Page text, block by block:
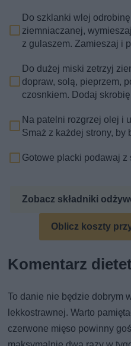
Do szklanki wlej
ziemniaczanej,
z gulaszem. Zamieszaj i
Do dużej miski zetrzyj
dopraw, solą, pieprzem,
czosnkiem. Dodaj
Na patelni rozgrzej olej i
Smaż z każdej strony, by
Gotowe placki podawaj z
Zobacz składniki
Oblicz koszty
Komentarz
To danie nie będzie dobrym
lekkostrawnej. Warto
czerwone mięso powinny